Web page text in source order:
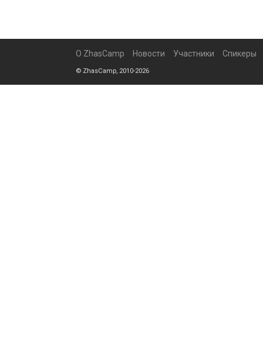
О ZhasCamp Новости Участники Спикеры
© ZhasCamp, 2010-2026